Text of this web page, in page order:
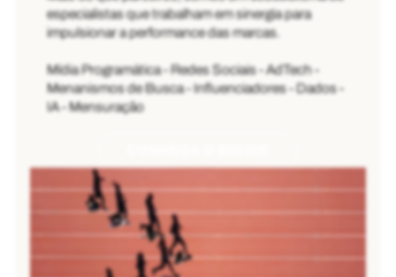
especialistas que trabalham em sinergia para
impulsionar a performance das marcas.
Mídia Programática - Redes Sociais - AdTech -
Menanismos de Busca - Influenciadores - Dados -
IA - Mensuração